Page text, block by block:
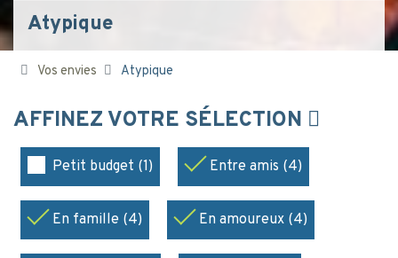
Atypique
Vos envies Atypique
AFFINEZ VOTRE SÉLECTION
Petit budget (1) Entre amis (4)
En famille (4) En amoureux (4)